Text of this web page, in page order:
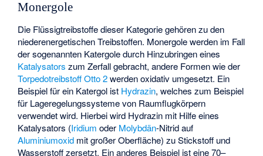
Monergole
Die Flüssigtreibstoffe dieser Kategorie gehören zu den
niederenergetischen Treibstoffen. Monergole werden im Fall
der sogenannten Katergole durch Hinzubringen eines
Katalysators zum Zerfall gebracht, andere Formen wie der
Torpedotreibstoff Otto 2werden oxidativ umgesetzt. Ein
Beispiel für ein Katergol ist Hydrazin, welches zum Beispiel
für Lageregelungssysteme von Raumflugkörpern
verwendet wird. Hierbei wird Hydrazin mit Hilfe eines
Katalysators (Iridium oder Molybdän-Nitridauf
Aluminiumoxid mit großer Oberfläche) zu Stickstoff und
Wasserstoff zersetzt. Ein anderes Beispiel ist eine 70–